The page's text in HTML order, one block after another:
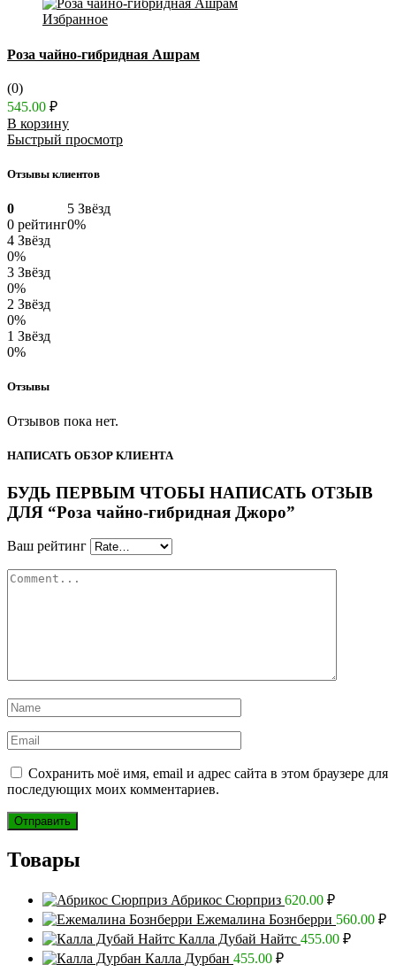
Избранное
Роза чайно-гибридная Ашрам
(0)
545.00 ₽
В корзину
Быстрый просмотр
Отзывы клиентов
0
0 рейтинг
5 Звёзд
0%
4 Звёзд
0%
3 Звёзд
0%
2 Звёзд
0%
1 Звёзд
0%
Отзывы
Отзывов пока нет.
НАПИСАТЬ ОБЗОР КЛИЕНТА
БУДЬ ПЕРВЫМ ЧТОБЫ НАПИСАТЬ ОТЗЫВ
ДЛЯ “Роза чайно-гибридная Джоро”
Ваш рейтинг
Сохранить моё имя, email и адрес сайта в этом браузере для
последующих моих комментариев.
Товары
Абрикос Сюрприз 620.00 ₽
Ежемалина Бознберри 560.00 ₽
Калла Дубай Найтс 455.00 ₽
Калла Дурбан 455.00 ₽